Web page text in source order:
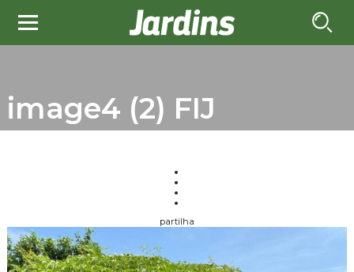
image4 (2) FIJ
partilha